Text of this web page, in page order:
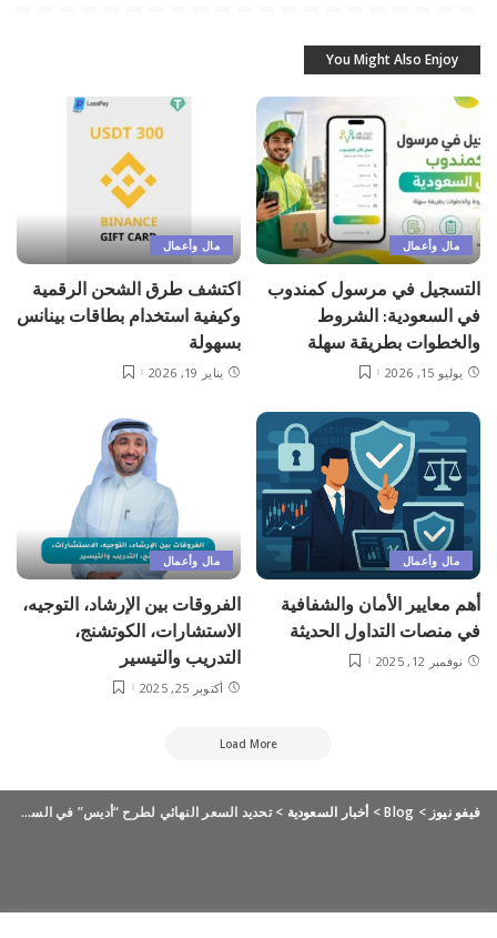
You Might Also Enjoy
مال وأعمال
التسجيل في مرسول كمندوب
في السعودية: الشروط
والخطوات بطريقة سهلة
يوليو 15, 2026
مال وأعمال
اكتشف طرق الشحن الرقمية
وكيفية استخدام بطاقات بينانس
بسهولة
يناير 19, 2026
مال وأعمال
أهم معايير الأمان والشفافية
في منصات التداول الحديثة
نوفمبر 12, 2025
مال وأعمال
الفروقات بين الإرشاد، التوجيه،
الاستشارات، الكوتشنج،
التدريب والتيسير
أكتوبر 25, 2025
Load More
فيفو نيوز >
Blog
> أخبار السعودية >تحديد السعر النهائي لطرح “أديس” في السعودية عند 13.5 ريال للسهم